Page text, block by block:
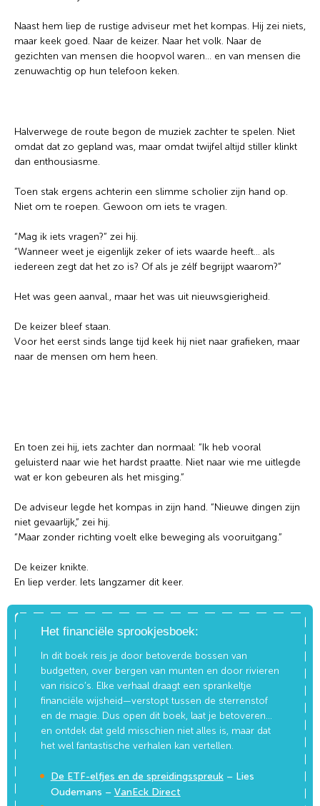
Naast hem liep de rustige adviseur met het kompas. Hij zei niets,
maar keek goed. Naar de keizer. Naar het volk. Naar de
gezichten van mensen die hoopvol waren… en van mensen die
zenuwachtig op hun telefoon keken.
Halverwege de route begon de muziek zachter te spelen. Niet
omdat dat zo gepland was, maar omdat twijfel altijd stiller klinkt
dan enthousiasme.
Toen stak ergens achterin een slimme scholier zijn hand op.
Niet om te roepen. Gewoon om iets te vragen.
“Mag ik iets vragen?” zei hij.
“Wanneer weet je eigenlijk zeker of iets waarde heeft… als
iedereen zegt dat het zo is? Of als je zélf begrijpt waarom?”
Het was geen aanval., maar het was uit nieuwsgierigheid.
De keizer bleef staan.
Voor het eerst sinds lange tijd keek hij niet naar grafieken, maar
naar de mensen om hem heen.
En toen zei hij, iets zachter dan normaal: “Ik heb vooral
geluisterd naar wie het hardst praatte. Niet naar wie me uitlegde
wat er kon gebeuren als het misging.”
De adviseur legde het kompas in zijn hand. “Nieuwe dingen zijn
niet gevaarlijk,” zei hij.
“Maar zonder richting voelt elke beweging als vooruitgang.”
De keizer knikte.
En liep verder. Iets langzamer dit keer.
Het financiële sprookjesboek:
In dit boek reis je door betoverde bossen van
budgetten, over bergen van munten en door rivieren
van risico’s. Elke verhaal draagt een sprankeltje
financiële wijsheid—verstopt tussen de sterrenstof
en de magie. Dus open dit boek, laat je betoveren…
en ontdek dat geld misschien niet alles is, maar dat
het wel fantastische verhalen kan vertellen.
De ETF-elfjes en de spreidingsspreuk– Lies
Oudemans – VanEck Direct